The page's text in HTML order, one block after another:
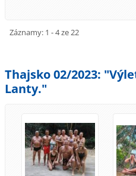
Záznamy: 1 - 4 ze 22
Thajsko 02/2023:
Lanty."